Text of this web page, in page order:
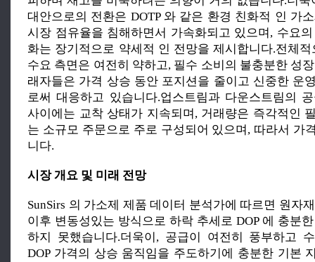
대안으로의 전환은 DOTP 와 같은 환경 친화적 인 가
시장 점유율을 침해하면서 가속화되고 있으며, 수요
화는 장기적으로 약세적 인 전망을 제시합니다.전체적
수요 측면은 여전히 약하고, 필수 소비의 불충분한 성
래자들은 가격 상승 동안 포지션을 줄이고 신중한 운
로써 대응하고 있습니다.업스트림과 다운스트림의
사이에는 교착 상태가 지속되며, 거래량은 즉각적인
는 소규모 주문으로 주로 구성되어 있으며, 따라서 가
니다.
시장 개요 및 미래 전망
SunSirs 의 가소제 제품 데이터 분석가에 따르면 원자
이후 변동성있는 방식으로 하락 추세로 DOP 에 충분
하지 못했습니다.더욱이, 공급이 여전히 풍부하고
DOP 가격의 상승 움직임을 주도하기에 충분한 기본